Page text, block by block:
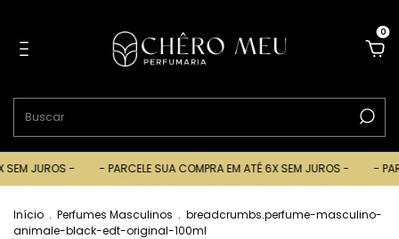
0
JUROS - - PARCELE SUA COMPRA EM ATÉ 6X SEM JUROS - -
Início . Perfumes Masculinos . breadcrumbs.perfume-masculino-
animale-black-edt-original-100ml